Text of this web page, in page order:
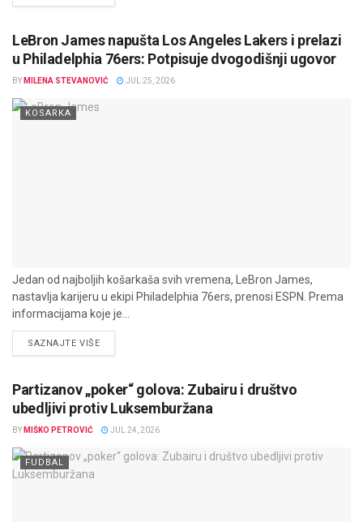
LeBron James napušta Los Angeles Lakers i prelazi
u Philadelphia 76ers: Potpisuje dvogodišnji ugovor
BY MILENA STEVANOVIĆ JUL 25, 2026
KOSARKA
Jedan od najboljih košarkaša svih vremena, LeBron James,
nastavlja karijeru u ekipi Philadelphia 76ers, prenosi ESPN. Prema
informacijama koje je...
SAZNAJTE VIŠEDETAILS
Partizanov „poker“ golova: Zubairu i društvo
ubedljivi protiv Luksemburžana
BY MIŠKO PETROVIĆ JUL 24, 2026
FUDBAL